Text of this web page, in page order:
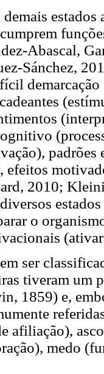
demais
Abascal,
Sánchez,
efeitos
2010;
o
ser
tiveram um
1859) e,
afiliação),
medo